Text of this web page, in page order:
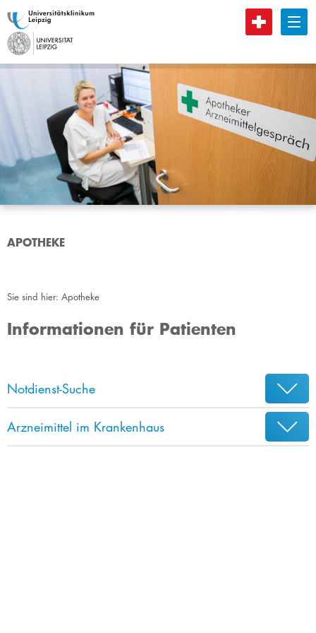
B
APOTHEKE
Sie sind hier: Apotheke
Informationen für Patienten
Notdienst-Suche
Arzneimittel im Krankenhaus